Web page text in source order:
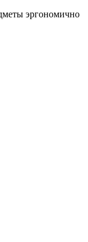
эргономично